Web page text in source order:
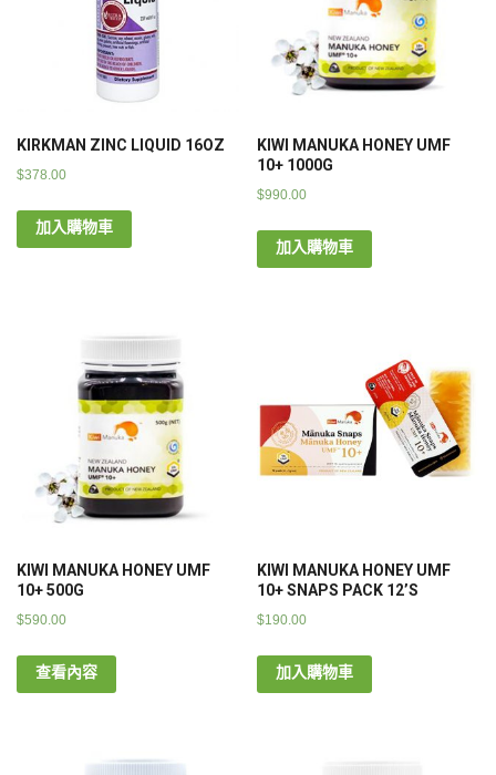
KIRKMAN ZINC LIQUID 16OZ
$378.00
加入購物車
KIWI MANUKA HONEY UMF
10+ 1000G
$990.00
加入購物車
KIWI MANUKA HONEY UMF
10+ 500G
$590.00
查看內容
KIWI MANUKA HONEY UMF
10+ SNAPS PACK 12’S
$190.00
加入購物車